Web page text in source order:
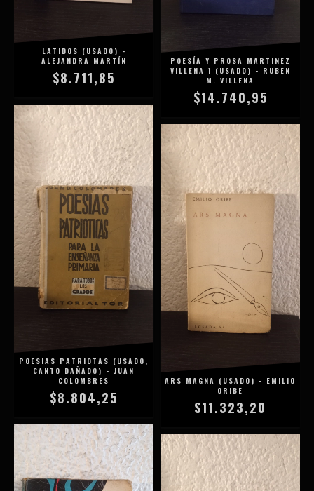
LATIDOS (USADO) -
ALEJANDRA MARTÍN
$8.711,85
POESÍA Y PROSA MARTINEZ
VILLENA 1 (USADO) - RUBEN
M. VILLENA
$14.740,95
POESIAS PATRIOTAS (USADO,
CANTO DAÑADO) - JUAN
COLOMBRES
$8.804,25
ARS MAGNA (USADO) - EMILIO
ORIBE
$11.323,20